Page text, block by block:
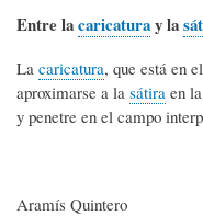
Entre lacaricaturay la
La caricatura, que está en
aproximarse a la sátira en
y penetre en el campo
Aramís Quintero